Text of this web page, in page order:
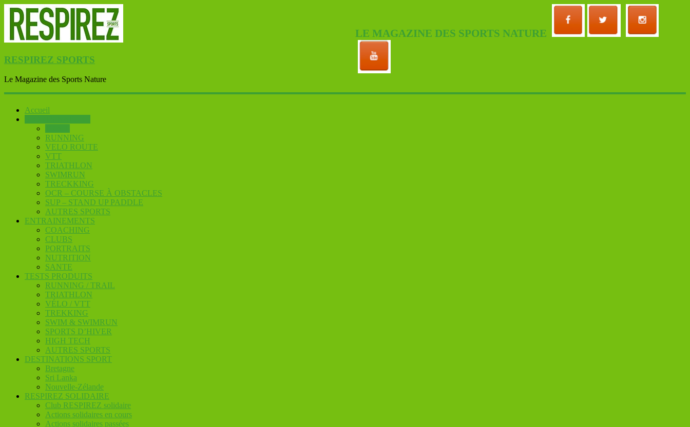
LE MAGAZINE DES SPORTS NATURE
RESPIREZ SPORTS
Le Magazine des Sports Nature
Accueil
RUNNING
VELO ROUTE
VTT
TRIATHLON
SWIMRUN
TRECKKING
OCR – COURSE À OBSTACLES
SUP – STAND UP PADDLE
AUTRES SPORTS
ENTRAINEMENTS
COACHING
CLUBS
PORTRAITS
NUTRITION
SANTE
TESTS PRODUITS
RUNNING / TRAIL
TRIATHLON
VÉLO / VTT
TREKKING
SWIM & SWIMRUN
SPORTS D’HIVER
HIGH TECH
AUTRES SPORTS
DESTINATIONS SPORT
Bretagne
Sri Lanka
Nouvelle-Zélande
RESPIREZ SOLIDAIRE
Club RESPIREZ solidaire
Actions solidaires en cours
Actions solidaires passées